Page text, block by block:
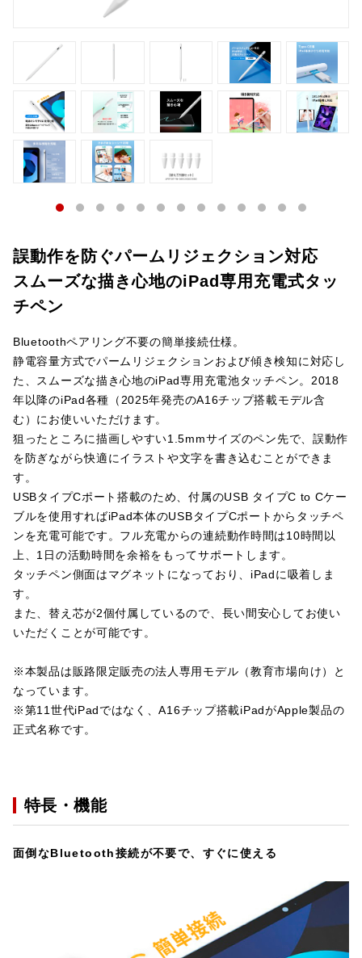
誤動作を防ぐパームリジェクション対応
スムーズな描き心地のiPad専用充電式タッ
チペン
Bluetoothペアリング不要の簡単接続仕様。
静電容量方式でパームリジェクションおよび傾き検知に対応し
た、スムーズな描き心地のiPad専用充電池タッチペン。2018
年以降のiPad各種（2025年発売のA16チップ搭載モデル含
む）にお使いいただけます。
狙ったところに描画しやすい1.5mmサイズのペン先で、誤動作
を防ぎながら快適にイラストや文字を書き込むことができま
す。
USBタイプCポート搭載のため、付属のUSB タイプC to Cケー
ブルを使用すればiPad本体のUSBタイプCポートからタッチペ
ンを充電可能です。フル充電からの連続動作時間は10時間以
上、1日の活動時間を余裕をもってサポートします。
タッチペン側面はマグネットになっており、iPadに吸着しま
す。
また、替え芯が2個付属しているので、長い間安心してお使い
いただくことが可能です。
※本製品は販路限定販売の法人専用モデル（教育市場向け）と
なっています。
※第11世代iPadではなく、A16チップ搭載iPadがApple製品の
正式名称です。
特長・機能
面倒なBluetooth接続が不要で、すぐに使える